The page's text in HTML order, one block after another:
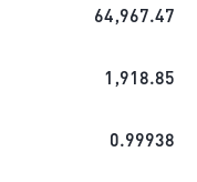
64,967.47
1,918.85
0.99938